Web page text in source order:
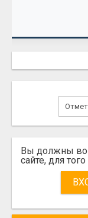
Вы должны
сайте, для